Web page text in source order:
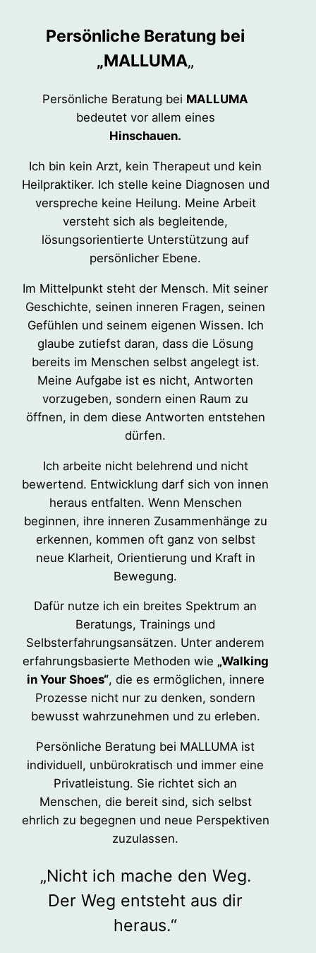
Persönliche Beratung bei
„MALLUMA„
Persönliche Beratung bei MALLUMA
bedeutet vor allem eines
Hinschauen.
Ich bin kein Arzt, kein Therapeut und kein
Heilpraktiker. Ich stelle keine Diagnosen und
verspreche keine Heilung. Meine Arbeit
versteht sich als begleitende,
lösungsorientierte Unterstützung auf
persönlicher Ebene.
Im Mittelpunkt steht der Mensch. Mit seiner
Geschichte, seinen inneren Fragen, seinen
Gefühlen und seinem eigenen Wissen. Ich
glaube zutiefst daran, dass die Lösung
bereits im Menschen selbst angelegt ist.
Meine Aufgabe ist es nicht, Antworten
vorzugeben, sondern einen Raum zu
öffnen, in dem diese Antworten entstehen
dürfen.
Ich arbeite nicht belehrend und nicht
bewertend. Entwicklung darf sich von innen
heraus entfalten. Wenn Menschen
beginnen, ihre inneren Zusammenhänge zu
erkennen, kommen oft ganz von selbst
neue Klarheit, Orientierung und Kraft in
Bewegung.
Dafür nutze ich ein breites Spektrum an
Beratungs, Trainings und
Selbsterfahrungsansätzen. Unter anderem
erfahrungsbasierte Methoden wie „Walking
in Your Shoes“, die es ermöglichen, innere
Prozesse nicht nur zu denken, sondern
bewusst wahrzunehmen und zu erleben.
Persönliche Beratung bei MALLUMA ist
individuell, unbürokratisch und immer eine
Privatleistung. Sie richtet sich an
Menschen, die bereit sind, sich selbst
ehrlich zu begegnen und neue Perspektiven
zuzulassen.
„Nicht ich mache den Weg.
Der Weg entsteht aus dir
heraus.“